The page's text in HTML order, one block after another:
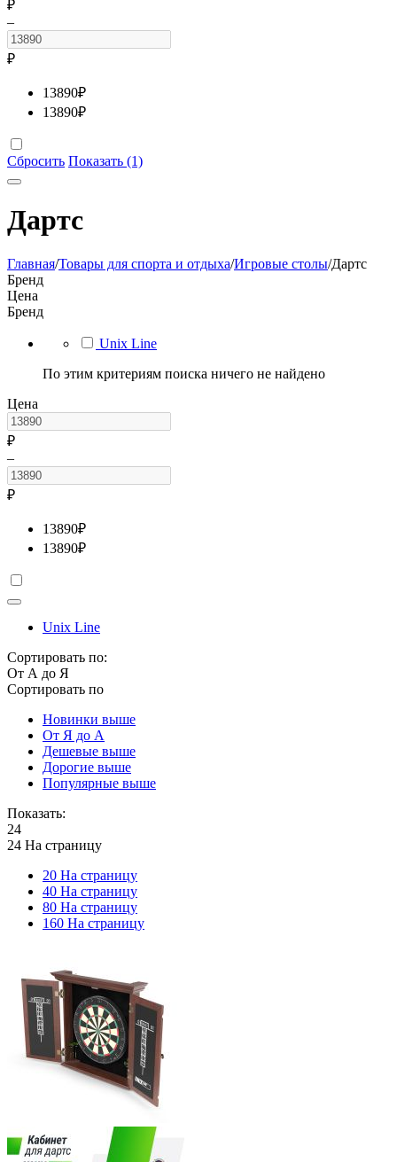
₽
–
₽
13890₽
13890₽
Сбросить Показать (1)
Дартс
Главная/Товары для спорта и отдыха/Игровые столы/Дартс
Бренд
Цена
Бренд
Unix Line
По этим критериям поиска ничего не найдено
Цена
₽
–
₽
13890₽
13890₽
Unix Line
Сортировать по:
От А до Я
Сортировать по
Новинки выше
От Я до А
Дешевые выше
Дорогие выше
Популярные выше
Показать:
24
24 На страницу
20 На страницу
40 На страницу
80 На страницу
160 На страницу